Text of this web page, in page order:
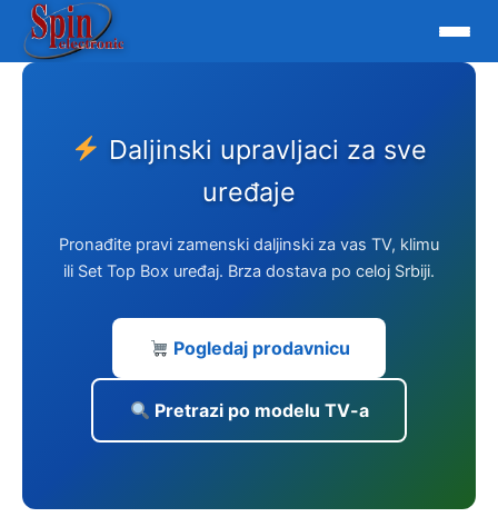
Skip
Daljinski upravljaci za sve
uređaje
Pronađite pravi zamenski daljinski za vas TV, klimu
ili Set Top Box uređaj. Brza dostava po celoj Srbiji.
Pogledaj prodavnicu
Pretrazi po modelu TV-a